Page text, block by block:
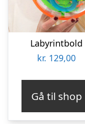
Labyrintbold
kr. 129,00
Gå til shop